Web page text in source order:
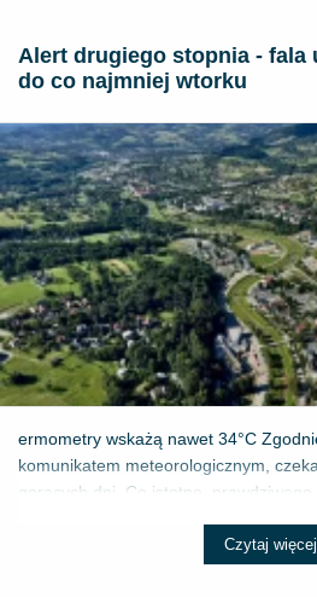
Alert drugiego stopnia - fala
do co najmniej wtorku
ermometry wskażą nawet 34°C
komunikatem meteorologicznym,
gorących dni. Co istotne, prawdziwego
Czytaj więcej